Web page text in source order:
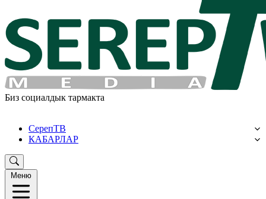
Биз социалдык тармакта
СерепТВ
КАБАРЛАР
Меню